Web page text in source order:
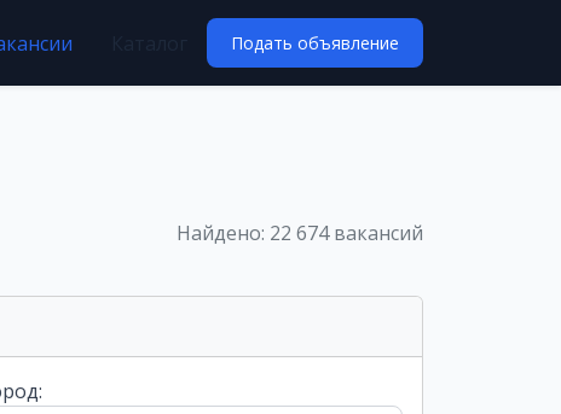
Подать объявление
Найдено: 22 674 вакансий